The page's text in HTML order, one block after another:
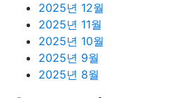
2025년 12월
2025년 11월
2025년 10월
2025년 9월
2025년 8월